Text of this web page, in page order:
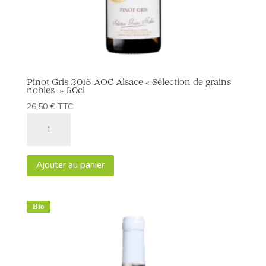
Pinot Gris 2015 AOC Alsace « Sélection de grains
nobles » 50cl
26,50 € TTC
Gris
2015
Alsace
"Sélection
Ajouter au panier
Bio